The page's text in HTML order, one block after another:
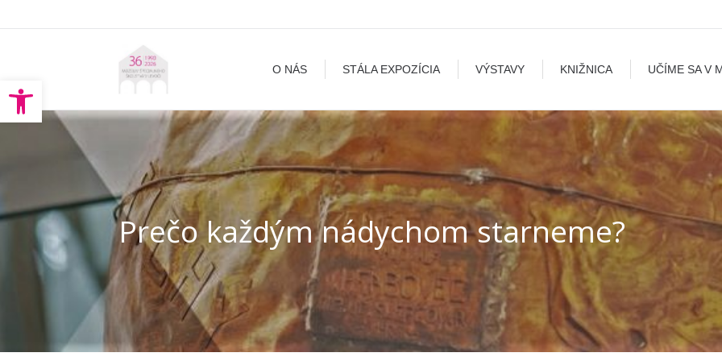
Open toolbar
O NÁS STÁLA EXPOZÍCIA VÝSTAVY KNIŽNICA UČÍME SA V
Prečo každým nádychom starneme?
O NÁS STÁLA EXPOZÍCIA VÝSTAVY KNIŽNICA UČÍME SA V MÚZEU